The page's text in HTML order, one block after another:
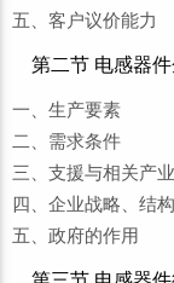
五、客户议价能力
第二节 电感器
一、生产要素
二、需求条件
三、支援与相关产业
四、企业战略、结
五、政府的作用